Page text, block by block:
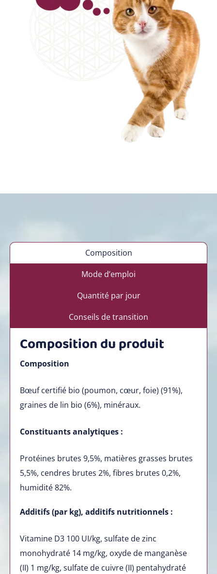
Composition
Mode d’emploi
Quantité par jour
Conseils de transition
Composition du produit
Composition
Bœuf certifié bio (poumon, cœur, foie) (91%),
graines de lin bio (6%), minéraux.
Constituants analytiques :
Protéines brutes 9,5%, matières grasses brutes
5,5%, cendres brutes 2%, fibres brutes 0,2%,
humidité 82%.
Additifs (par kg), additifs nutritionnels :
Vitamine D3 100 UI/kg, sulfate de zinc
monohydraté 14 mg/kg, oxyde de manganèse
(II) 1 mg/kg, sulfate de cuivre (II) pentahydraté